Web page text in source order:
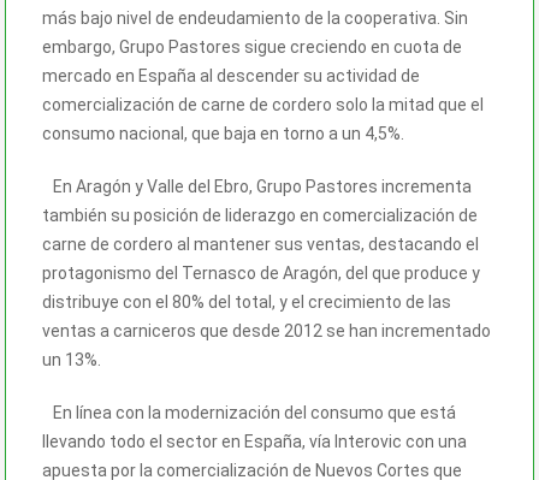
más bajo nivel de endeudamiento de la cooperativa. Sin
embargo, Grupo Pastores sigue creciendo en cuota de
mercado en España al descender su actividad de
comercialización de carne de cordero solo la mitad que el
consumo nacional, que baja en torno a un 4,5%.
En Aragón y Valle del Ebro, Grupo Pastores incrementa
también su posición de liderazgo en comercialización de
carne de cordero al mantener sus ventas, destacando el
protagonismo del Ternasco de Aragón, del que produce y
distribuye con el 80% del total, y el crecimiento de las
ventas a carniceros que desde 2012 se han incrementado
un 13%.
En línea con la modernización del consumo que está
llevando todo el sector en España, vía Interovic con una
apuesta por la comercialización de Nuevos Cortes que